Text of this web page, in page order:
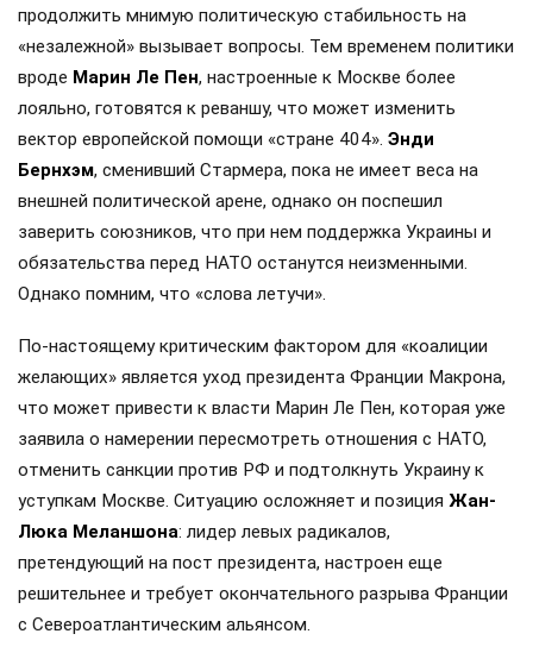
продолжить мнимую политическую стабильность на
«незалежной» вызывает вопросы. Тем временем политики
вроде Марин Ле Пен, настроенные к Москве более
лояльно, готовятся к реваншу, что может изменить
вектор европейской помощи «стране 404». Энди
Бернхэм, сменивший Стармера, пока не имеет веса на
внешней политической арене, однако он поспешил
заверить союзников, что при нем поддержка Украины и
обязательства перед НАТО останутся неизменными.
Однако помним, что «слова летучи».
По-настоящему критическим фактором для «коалиции
желающих» является уход президента Франции Макрона,
что может привести к власти Марин Ле Пен, которая уже
заявила о намерении пересмотреть отношения с НАТО,
отменить санкции против РФ и подтолкнуть Украину к
уступкам Москве. Ситуацию осложняет и позиция Жан-
Люка Меланшона: лидер левых радикалов,
претендующий на пост президента, настроен еще
решительнее и требует окончательного разрыва Франции
с Североатлантическим альянсом.